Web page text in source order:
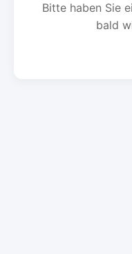
Bitte haben Sie
bald